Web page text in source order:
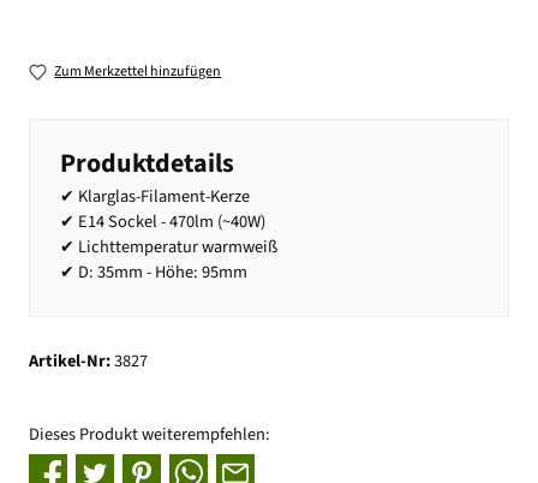
Zum Merkzettel hinzufügen
Produktdetails
✔ Klarglas-Filament-Kerze
✔ E14 Sockel - 470lm (~40W)
✔ Lichttemperatur warmweiß
✔ D: 35mm - Höhe: 95mm
Artikel-Nr:3827
Dieses Produkt weiterempfehlen: